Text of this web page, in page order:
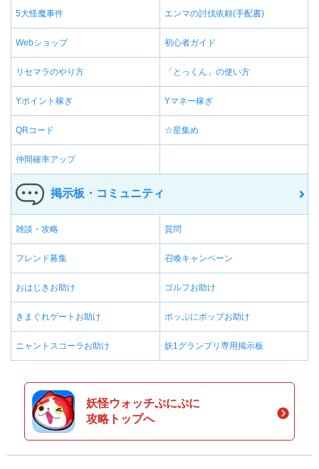
5大怪魔事件 エンマの討伐依頼(手配書)
Webショップ 初心者ガイド
リセマラのやり方 「とっくん」の使い方
Yポイント稼ぎ Yマネー稼ぎ
QRコード ☆星集め
仲間確率アップ
掲示板・コミュニティ
雑談・攻略 質問
フレンド募集 召喚キャンペーン
おはじきお助け ゴルフお助け
きまぐれゲートお助け ポッぷにポップお助け
ニャントスコーラお助け 妖1グランプリ専用掲示板
妖怪ウォッチぷにぷに
攻略トップへ